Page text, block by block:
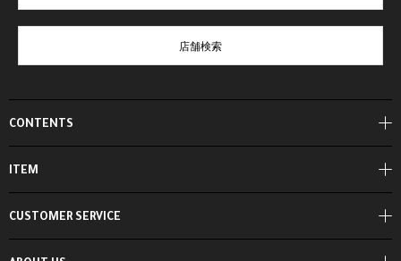
CONTENTS
ITEM
店舗検索
CUSTOMER SERVICE